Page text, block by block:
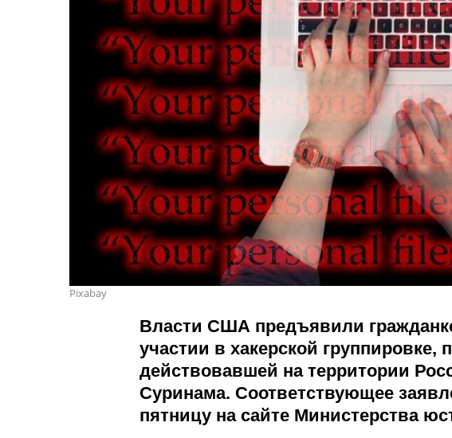
Pixabay
Власти США предъявили
участии в хакерской группировке,
действовавшей на территории
Суринама. Соответствующее
пятницу на сайте Министерства